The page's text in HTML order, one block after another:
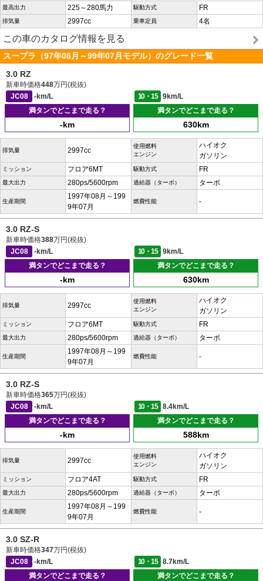
最高出力 225～280馬力 駆動方式 FR
排気量 2997cc 乗車定員 4名
この車のカタログ情報を見る
スープラ（97年08月～99年07月モデル）のグレード一覧
3.0 RZ
新車時価格448万円(税抜)
JC08
-km/L 10・15
9km/L
満タンでどこまで走る？
-km
満タンでどこまで走る？
630km
排気量 2997cc
使用燃料
エンジン
ハイオク
ガソリン
ミッション フロア6MT 駆動方式 FR
最大出力 280ps/5600rpm 過給器（ターボ） ターボ
生産期間
1997年08月～199
9年07月
燃費性能 -
3.0 RZ-S
新車時価格388万円(税抜)
JC08
-km/L 10・15
9km/L
満タンでどこまで走る？
-km
満タンでどこまで走る？
630km
排気量 2997cc
使用燃料
エンジン
ハイオク
ガソリン
ミッション フロア6MT 駆動方式 FR
最大出力 280ps/5600rpm 過給器（ターボ） ターボ
生産期間
1997年08月～199
9年07月
燃費性能 -
3.0 RZ-S
新車時価格365万円(税抜)
JC08
-km/L 10・15
8.4km/L
満タンでどこまで走る？
-km
満タンでどこまで走る？
588km
排気量 2997cc
使用燃料
エンジン
ハイオク
ガソリン
ミッション フロア4AT 駆動方式 FR
最大出力 280ps/5600rpm 過給器（ターボ） ターボ
生産期間
1997年08月～199
9年07月
燃費性能 -
3.0 SZ-R
新車時価格347万円(税抜)
JC08
-km/L 10・15
8.7km/L
満タンでどこまで走る？
満タンでどこまで走る？